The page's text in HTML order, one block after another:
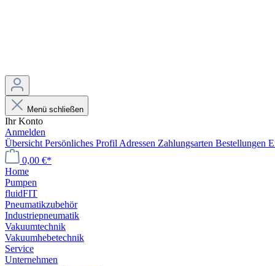
Menü schließen
Ihr Konto
Anmelden
Übersicht Persönliches Profil Adressen Zahlungsarten Bestellungen
0,00 €*
Home
Pumpen
fluidFIT
Pneumatikzubehör
Industriepneumatik
Vakuumtechnik
Vakuumhebetechnik
Service
Unternehmen